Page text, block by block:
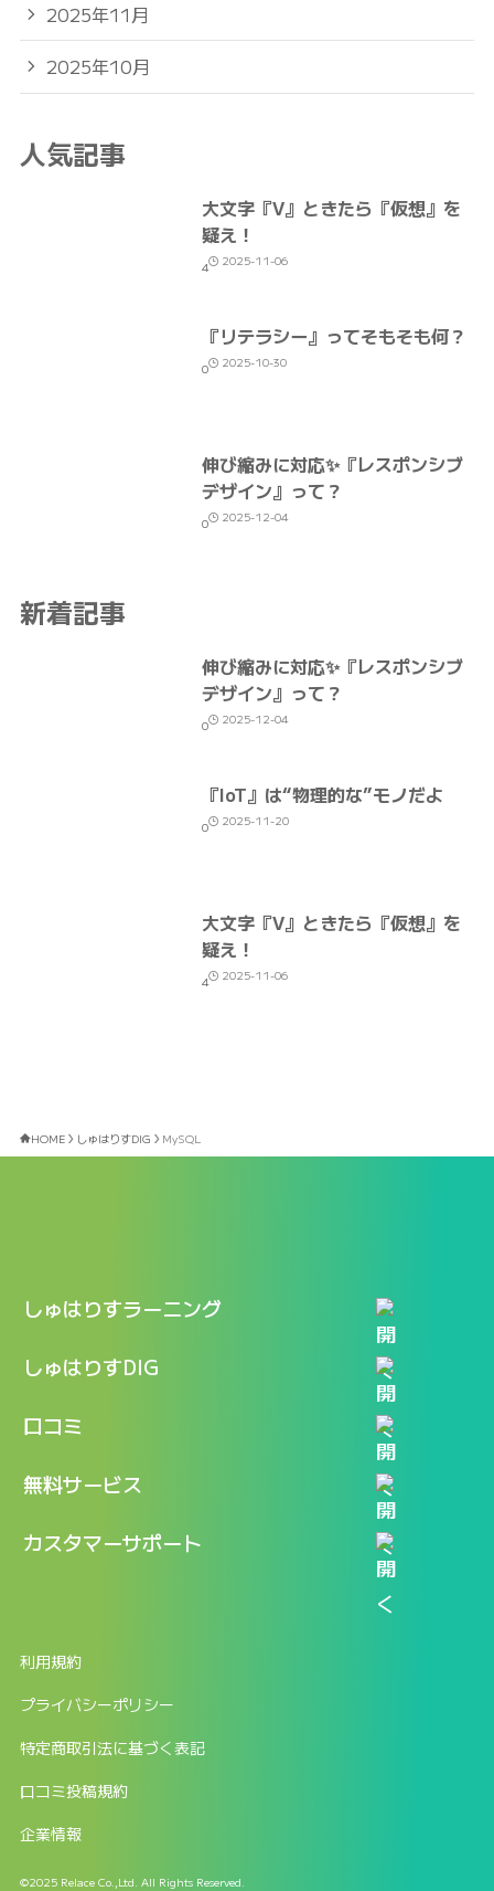
2025年11月
2025年10月
人気記事
大文字『V』ときたら『仮想』を
疑え！
4 2025-11-06
『リテラシー』ってそもそも何？
0 2025-10-30
伸び縮みに対応✨『レスポンシブ
デザイン』って？
0 2025-12-04
新着記事
伸び縮みに対応✨『レスポンシブ
デザイン』って？
0 2025-12-04
『IoT』は“物理的な”モノだよ
0 2025-11-20
大文字『V』ときたら『仮想』を
疑え！
4 2025-11-06
HOME しゅはりすDIG MySQL
しゅはりすラーニング
特長
料金
新着情報
ログイン
しゅはりすDIG
記事一覧
口コミ
口コミ一覧
無料サービス
LINEで『Iパス ならし学習』
カスタマーサポート
返金申請フォーム
利用規約
プライバシーポリシー
特定商取引法に基づく表記
口コミ投稿規約
企業情報
©2025 Relace Co.,Ltd. All Rights Reserved.